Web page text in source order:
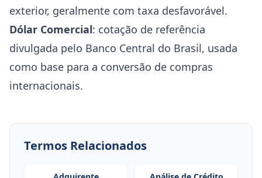
exterior, geralmente com taxa desfavorável.
Dólar Comercial: cotação de referência
divulgada pelo Banco Central do Brasil, usada
como base para a conversão de compras
internacionais.
Termos Relacionados